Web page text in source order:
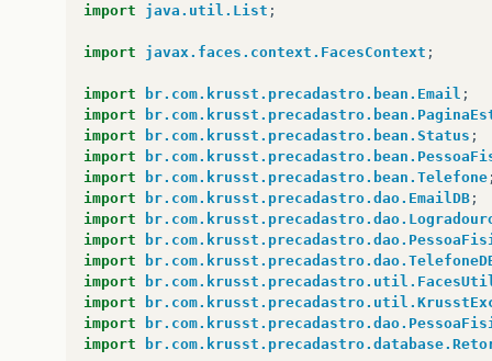
&lt ;f:param
& lt ; / a4j:
&lt;/ rich :column&gt;
&lt;rich : column &gt;
& lt ; f :facet name=
& lt; h :
& lt ; / f:facet& gt;
& lt ; a4j:
& lt; f : param
& lt;f : param
< img
>
& lt ; / a4j :
&lt;/ rich :column& gt;
import
java.util.List ;
import javax.faces.context.FacesContext ;
import br.com.krusst.precadastro.bean.Email ;
import
import
br.com.krusst.precadastro.bean.Status ;
import
import
br.com.krusst.precadastro.bean.Telefone
import
br.com.krusst.precadastro.dao.EmailDB ;
import
import
import
import
import
import
import